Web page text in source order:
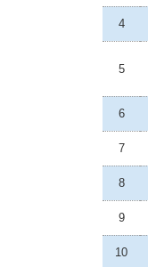
4
5
6
7
8
9
10